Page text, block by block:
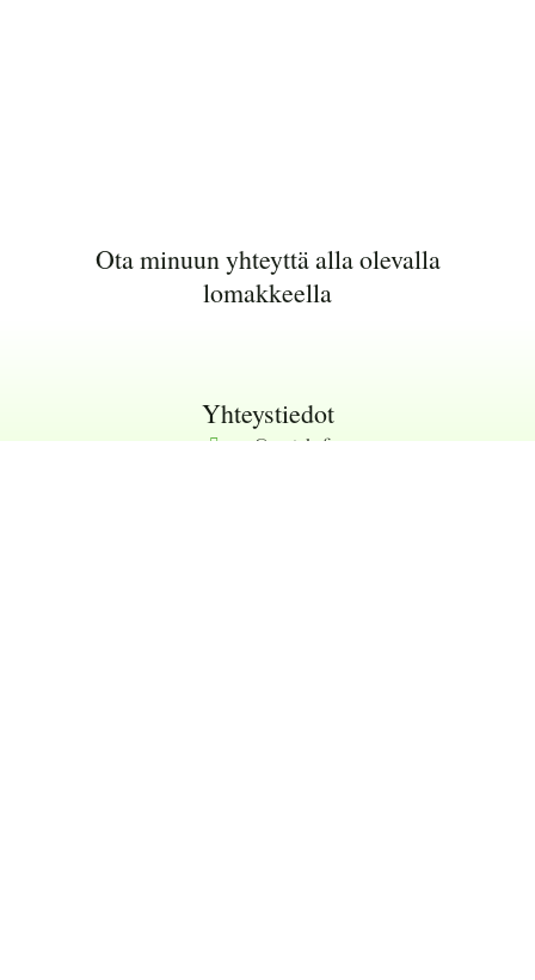
Yhteystiedot
pp@ppstyle.fi
Ota minuun yhteyttä alla olevalla
lomakkeella